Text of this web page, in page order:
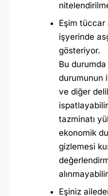
Eşim tüccar
işyerinde
gösteriyor.
Bu
durumunun
ve diğer
tazminatı
ekonomik
gizlemesi
Eşiniz